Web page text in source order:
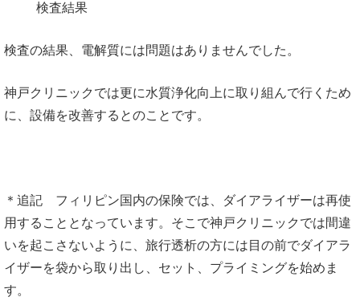
検査結果
検査の結果、電解質には問題はありませんでした。
神戸クリニックでは更に水質浄化向上に取り組んで行くため
に、設備を改善するとのことです。
＊追記 フィリピン国内の保険では、ダイアライザーは再使
用することとなっています。そこで神戸クリニックでは間違
いを起こさないように、旅行透析の方には目の前でダイアラ
イザーを袋から取り出し、セット、プライミングを始めま
す。